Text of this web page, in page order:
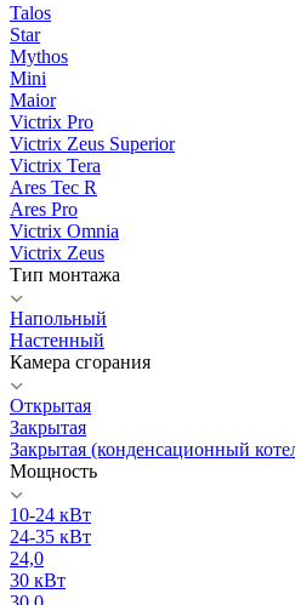
Talos
Star
Mythos
Mini
Maior
Victrix Pro
Victrix Zeus Superior
Victrix Tera
Ares Tec R
Ares Pro
Victrix Omnia
Victrix Zeus
Тип монтажа
Напольный
Настенный
Камера сгорания
Открытая
Закрытая
Закрытая (конденсационный
Мощность
10-24 кВт
24-35 кВт
24,0
30 кВт